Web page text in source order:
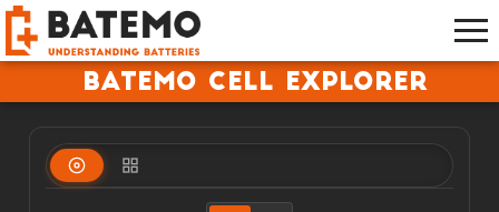
Batemo Cell Explorer